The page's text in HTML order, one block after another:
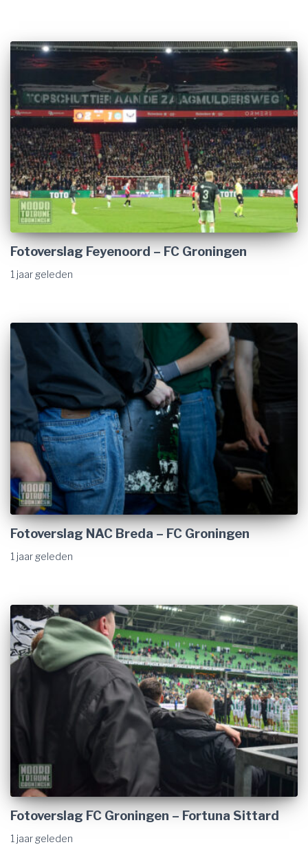
Fotoverslag Feyenoord – FC Groningen
1 jaar geleden
Fotoverslag NAC Breda – FC Groningen
1 jaar geleden
Fotoverslag FC Groningen – Fortuna Sittard
1 jaar geleden